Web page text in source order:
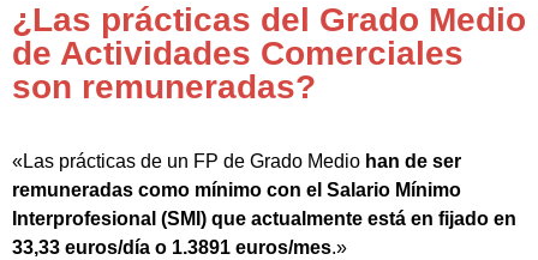
¿Las prácticas del Grado Medio
de Actividades Comerciales
son remuneradas?
«Las prácticas de un FP de Grado Medio han de ser
remuneradas como mínimo con el Salario Mínimo
Interprofesional (SMI) que actualmente está en fijado en
33,33 euros/día o 1.3891 euros/mes.»